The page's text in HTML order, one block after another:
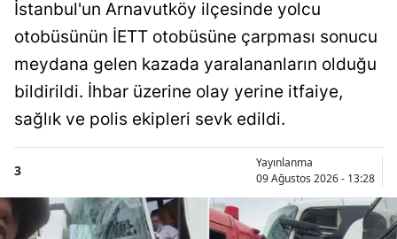
İstanbul'un Arnavutköy ilçesinde yolcu
otobüsünün İETT otobüsüne çarpması sonucu
meydana gelen kazada yaralananların olduğu
bildirildi. İhbar üzerine olay yerine itfaiye,
sağlık ve polis ekipleri sevk edildi.
3
Yayınlanma
09 Ağustos 2026 - 13:28